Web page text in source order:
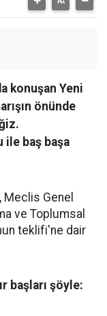
konuşan Yeni
önünde
baş başa
Meclis Genel
ve Toplumsal
teklifi'ne dair
başları şöyle: